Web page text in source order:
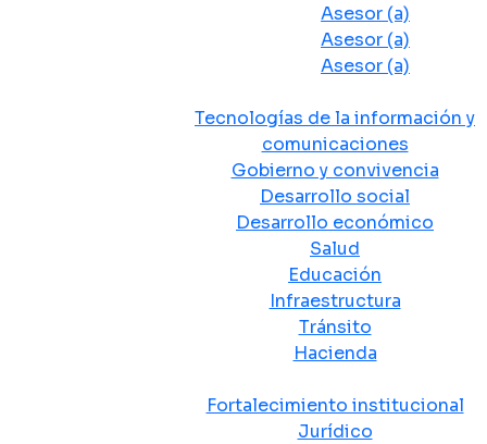
Asesor (a)
Asesor (a)
Asesor (a)
Tecnologías de la información y
comunicaciones
Gobierno y convivencia
Desarrollo social
Desarrollo económico
Salud
Educación
Infraestructura
Tránsito
Hacienda
Fortalecimiento institucional
Jurídico